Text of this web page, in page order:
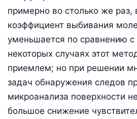
примерно во столько же раз,
коэффициент выбивания
уменьшается по сравнению
некоторых случаях этот
приемлем; но при решении
задач обнаружения следов
микроанализа поверхности
большое снижение